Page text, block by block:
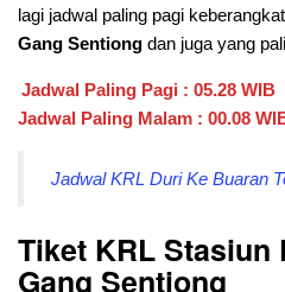
lagi jadwal paling pagi
Gang Sentiong dan juga yang
Jadwal Paling Pagi : 05.28 WIB
Jadwal Paling Malam : 00.08
Jadwal KRL Duri Ke Buaran
Tiket KRL Stasiun
Gang Sentiong